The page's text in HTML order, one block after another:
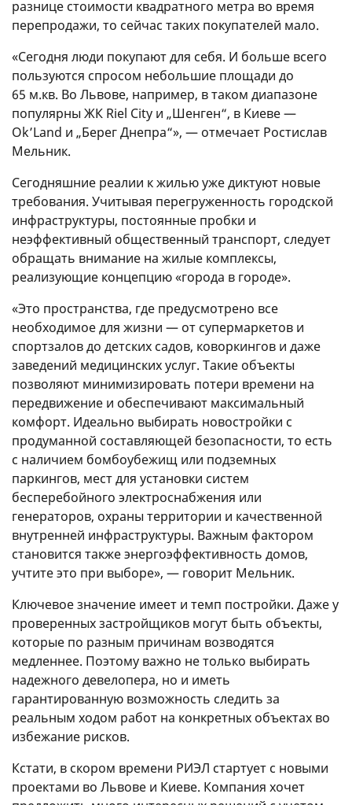
разнице стоимости квадратного метра во время
перепродажи, то сейчас таких покупателей мало.
«Сегодня люди покупают для себя. И больше всего
пользуются спросом небольшие площади до
65 м.кв. Во Львове, например, в таком диапазоне
популярны ЖК Riel City и „Шенген“, в Киеве —
Ok’Land и „Берег Днепра“», — отмечает Ростислав
Мельник.
Сегодняшние реалии к жилью уже диктуют новые
требования. Учитывая перегруженность городской
инфраструктуры, постоянные пробки и
неэффективный общественный транспорт, следует
обращать внимание на жилые комплексы,
реализующие концепцию «города в городе».
«Это пространства, где предусмотрено все
необходимое для жизни — от супермаркетов и
спортзалов до детских садов, коворкингов и даже
заведений медицинских услуг. Такие объекты
позволяют минимизировать потери времени на
передвижение и обеспечивают максимальный
комфорт. Идеально выбирать новостройки с
продуманной составляющей безопасности, то есть
с наличием бомбоубежищ или подземных
паркингов, мест для установки систем
бесперебойного электроснабжения или
генераторов, охраны территории и качественной
внутренней инфраструктуры. Важным фактором
становится также энергоэффективность домов,
учтите это при выборе», — говорит Мельник.
Ключевое значение имеет и темп постройки. Даже у
проверенных застройщиков могут быть объекты,
которые по разным причинам возводятся
медленнее. Поэтому важно не только выбирать
надежного девелопера, но и иметь
гарантированную возможность следить за
реальным ходом работ на конкретных объектах во
избежание рисков.
Кстати, в скором времени РИЭЛ стартует с новыми
проектами во Львове и Киеве. Компания хочет